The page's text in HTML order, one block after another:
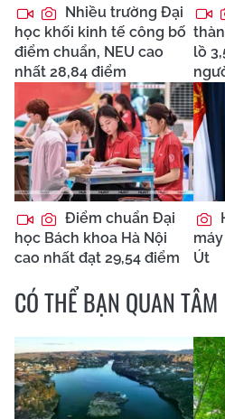
Nhiều trường Đại
học khối kinh tế công bố
điểm chuẩn, NEU cao
nhất 28,84 điểm
lồ
Điểm chuẩn Đại
học Bách khoa Hà Nội
cao nhất đạt 29,54 điểm
Út
CÓ THỂ BẠN QUAN TÂM